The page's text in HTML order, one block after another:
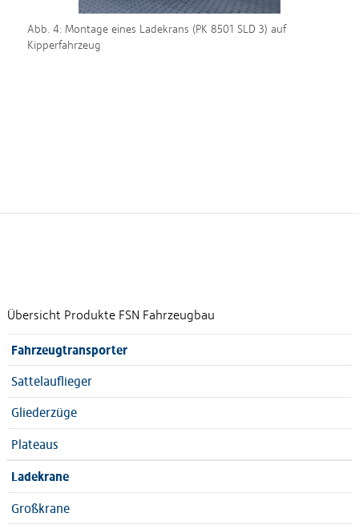
Abb. 4: Montage eines Ladekrans (PK 8501 SLD 3) auf
Kipperfahrzeug
Übersicht Produkte FSN Fahrzeugbau
Fahrzeugtransporter
Sattelauflieger
Gliederzüge
Plateaus
Ladekrane
Großkrane